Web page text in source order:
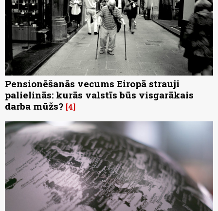
Pensionēšanās vecums Eiropā strauji
palielinās: kurās valstīs būs visgarākais
darba mūžs? 4